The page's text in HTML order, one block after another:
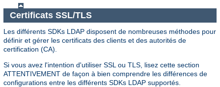
Certificats SSL/TLS
Les différents SDKs LDAP disposent de nombreuses méthodes pour
définir et gérer les certificats des clients et des autorités de
certification (CA).
Si vous avez l'intention d'utiliser SSL ou TLS, lisez cette section
ATTENTIVEMENT de façon à bien comprendre les différences de
configurations entre les différents SDKs LDAP supportés.